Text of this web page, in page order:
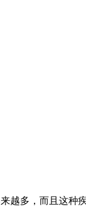
越多，而且这